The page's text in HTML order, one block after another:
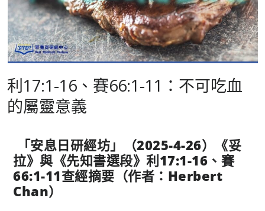
利17:1-16、賽66:1-11：不可吃血
的屬靈意義
「安息日研經坊」（2025-4-26）《妥
拉》與《先知書選段》利17:1-16 、賽
66:1-11查經摘要（作者： Herbert
Chan）